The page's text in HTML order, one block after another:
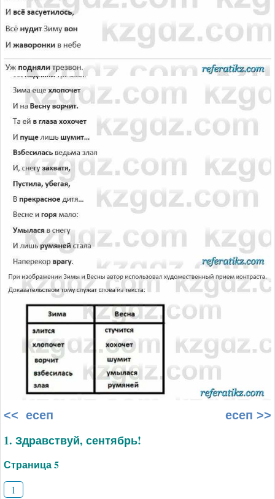
<< есеп есеп >>
1. Здравствуй, сентябрь!
Страница 5
1